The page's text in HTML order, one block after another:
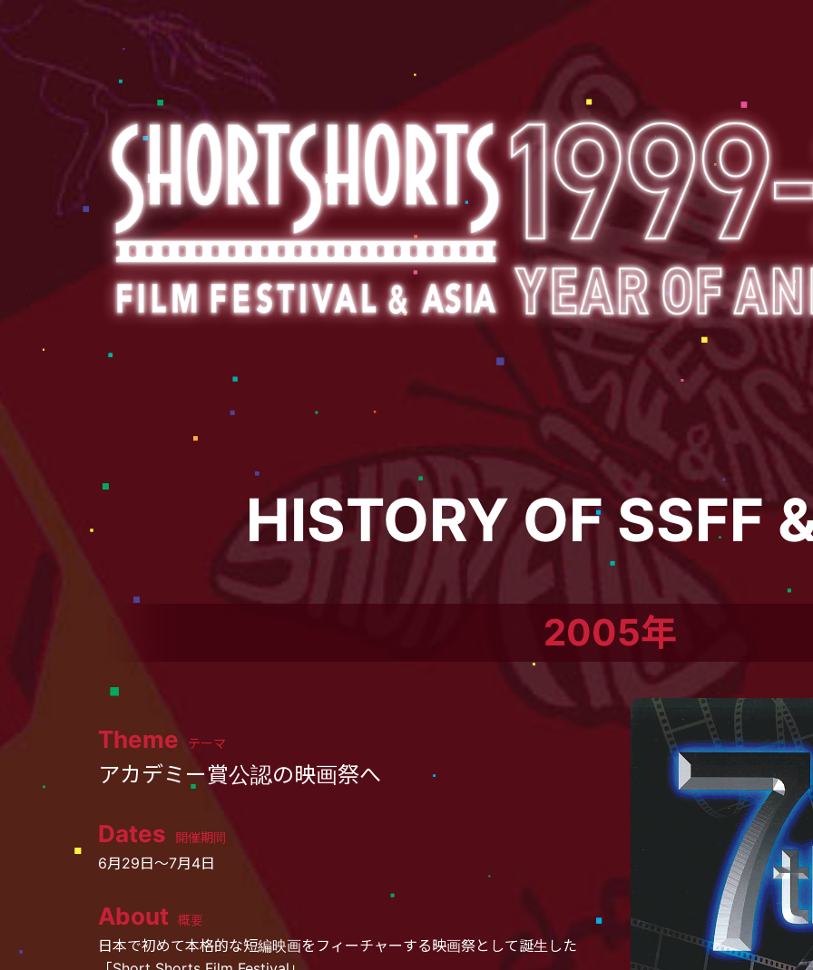
HISTORY OF SSFF
2005年
Theme テーマ
アカデミー賞公認の映画祭へ
Dates 開催期間
6月29日～7月4日
About 概要
日本で初めて本格的な短編映画をフィーチャーする映画祭として誕生した